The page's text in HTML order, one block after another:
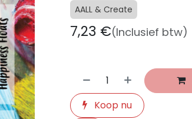
AALL & Create
7,23 €(Inclusief btw)
Koop nu